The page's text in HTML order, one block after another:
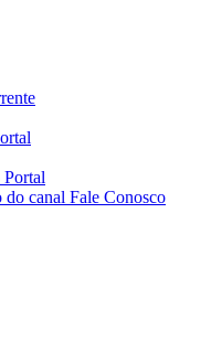
Portal
canal Fale Conosco